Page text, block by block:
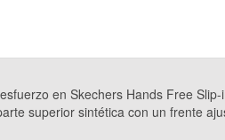
en Skechers Hands Free
superior sintética con un frente